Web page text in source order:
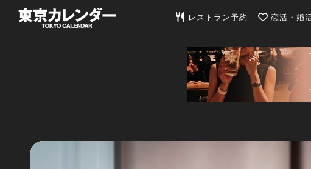
東京カレンダー | 最新のグルメ
レストラン予約 恋活・婚